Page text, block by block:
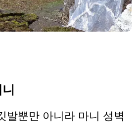
발뿐만 아니라 마니 성벽